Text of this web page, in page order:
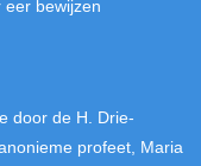
bewijzen
door de H. Drie-
profeet, Maria